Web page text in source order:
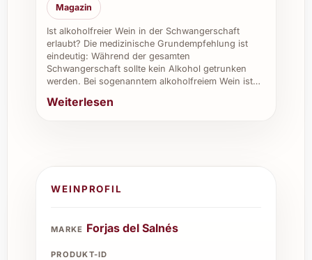
Magazin
Ist alkoholfreier Wein in der Schwangerschaft
erlaubt? Die medizinische Grundempfehlung ist
eindeutig: Während der gesamten
Schwangerschaft sollte kein Alkohol getrunken
werden. Bei sogenanntem alkoholfreiem Wein ist…
Weiterlesen
WEINPROFIL
MARKE Forjas del Salnés
PRODUKT-ID